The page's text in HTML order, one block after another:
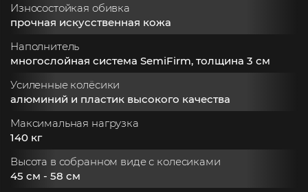
Износостойкая обивка
прочная искусственная кожа
Наполнитель
многослойная система SemiFirm, толщина 3 см
Усиленные колёсики
алюминий и пластик высокого качества
Максимальная нагрузка
140 кг
Высота в собранном виде с колесиками
45 см - 58 см